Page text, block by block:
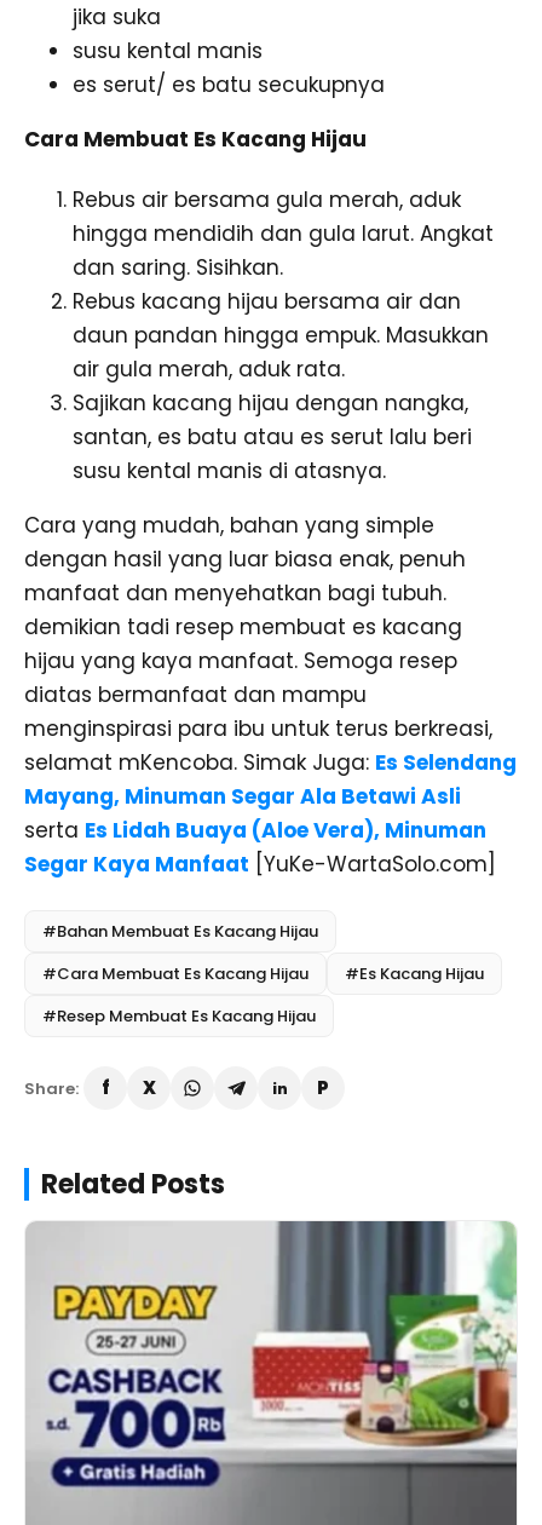
jika suka
susu kental manis
es serut/ es batu secukupnya
Cara Membuat Es Kacang Hijau
Rebus air bersama gula merah, aduk
hingga mendidih dan gula larut. Angkat
dan saring. Sisihkan.
Rebus kacang hijau bersama air dan
daun pandan hingga empuk. Masukkan
air gula merah, aduk rata.
Sajikan kacang hijau dengan nangka,
santan, es batu atau es serut lalu beri
susu kental manis di atasnya.
Cara yang mudah, bahan yang simple
dengan hasil yang luar biasa enak, penuh
manfaat dan menyehatkan bagi tubuh.
demikian tadi resep membuat es kacang
hijau yang kaya manfaat. Semoga resep
diatas bermanfaat dan mampu
menginspirasi para ibu untuk terus berkreasi,
selamat mKencoba. Simak Juga: Es Selendang
Mayang, Minuman Segar Ala Betawi Asli
serta Es Lidah Buaya (Aloe Vera), Minuman
Segar Kaya Manfaat [YuKe-WartaSolo.com]
#Bahan Membuat Es Kacang Hijau
#Cara Membuat Es Kacang Hijau
#Es Kacang Hijau
#Resep Membuat Es Kacang Hijau
Share:
Related Posts